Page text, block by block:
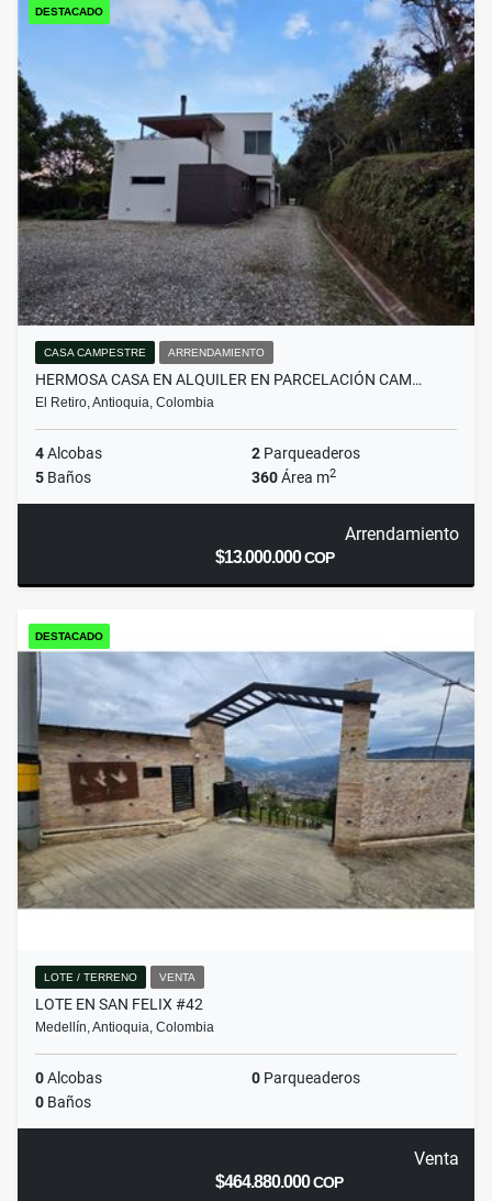
DESTACADO
CASA CAMPESTRE ARRENDAMIENTO
HERMOSA CASA EN ALQUILER EN PARCELACIÓN CAM…
El Retiro, Antioquia, Colombia
4Alcobas 2 Parqueaderos
5 Baños 360Área m2
Arrendamiento
$13.000.000COP
DESTACADO
LOTE / TERRENO VENTA
LOTE EN SAN FELIX #42
Medellín, Antioquia, Colombia
0Alcobas 0 Parqueaderos
0 Baños
Venta
$464.880.000COP